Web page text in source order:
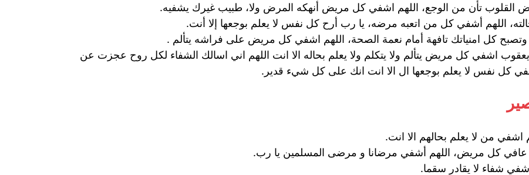
القلوب تأن من الوجع، اللهم اشفي كل مريض أنهكه المرض ولا، طبيب غيرك يشفيه.
اللهم أشفي كل من اتعبه مرضه، يا رب أرح كل نفس لا يعلم بوجعها إلا أنت.
كل امنياتك تافهة أمام نعمة الصحة، اللهم اشفي كل مريض على فراشه يتألم .
اشفي كل مريض يتألم ولا يتكلم ولا يعلم بحاله الا انت اللهم اني اسالك الشفاء لكل روح عجزت عن
كل نفس لا يعلم بوجعها ال الا انت انك على كل شيء قدير.
اشفي من لا يعلم بحالهم الا انت.
عافي كل مريض، اللهم أشفي مرضانا و مرضى المسلمين يا رب.
شفاء لا يقادر سقما.